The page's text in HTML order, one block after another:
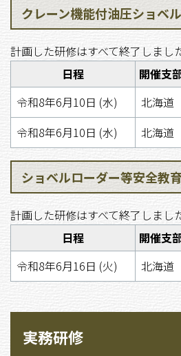
クレーン機能付油圧ショベ
計画した研修はすべて終了しまし
日程
開催支
令和8年6月10日 (水)
北海道
令和8年6月10日 (水)
北海道
ショベルローダー等安全教育
計画した研修はすべて終了しまし
日程
開催支
令和8年6月16日 (火)
北海道
実務研修